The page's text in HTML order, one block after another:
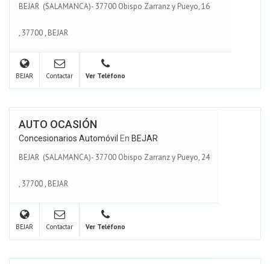
BEJAR (SALAMANCA)- 37700 Obispo Zarranz y Pueyo, 16
, 37700, BEJAR
BEJAR Contactar Ver Teléfono
AUTO OCASIÓN
Concesionarios Automóvil En BEJAR
BEJAR (SALAMANCA)- 37700 Obispo Zarranz y Pueyo, 24
, 37700, BEJAR
BEJAR Contactar Ver Teléfono